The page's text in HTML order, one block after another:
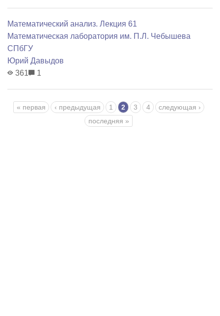
Математический анализ. Лекция 61
Математичеcкая лаборатория им. П.Л. Чебышева
СПбГУ
Юрий Давыдов
361
1
Страницы
« первая ‹ предыдущая 1 2 3 4
следующая ›
последняя »